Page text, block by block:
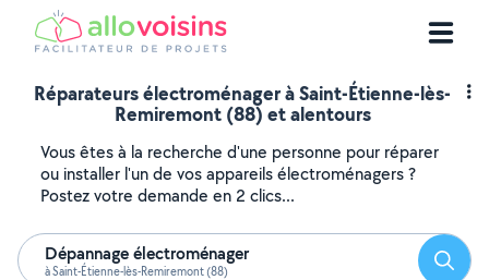
Réparateurs électroménager à Saint-Étienne-lès-
Remiremont (88) et alentours
Vous êtes à la recherche d'une personne pour réparer
ou installer l'un de vos appareils électroménagers ?
Postez votre demande en 2 clics...
Dépannage électroménager
à Saint-Étienne-lès-Remiremont (88)